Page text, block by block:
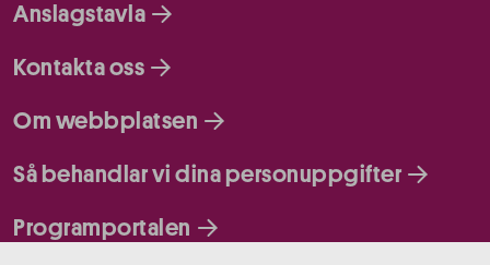
Anslagstavla
Kontakta oss
Om webbplatsen
Så behandlar vi dina personuppgifter
Programportalen